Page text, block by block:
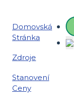
Domovská
Stránka
Zdroje
Stanovení
Ceny